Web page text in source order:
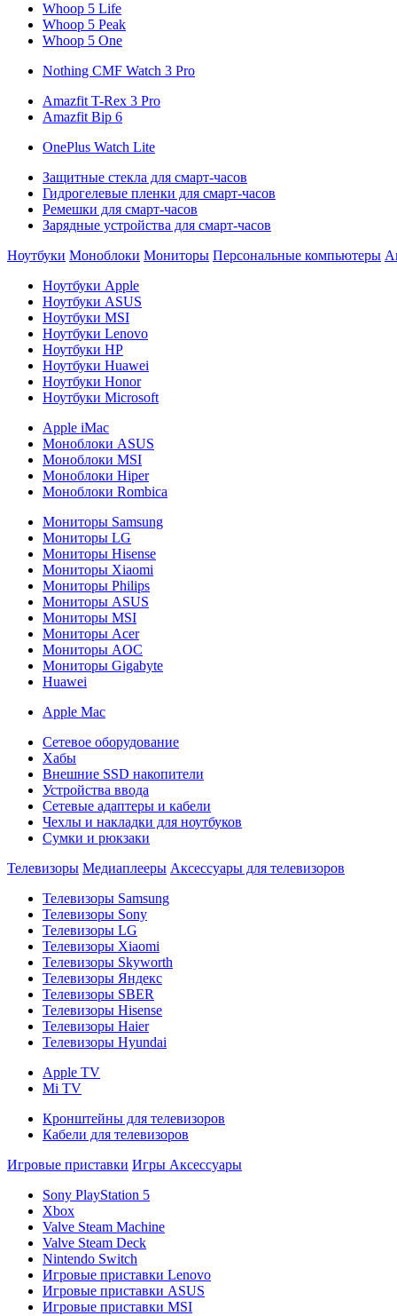
Whoop 5 Life
Whoop 5 Peak
Whoop 5 One
Nothing CMF Watch 3 Pro
Amazfit T-Rex 3 Pro
Amazfit Bip 6
OnePlus Watch Lite
Защитные стекла для смарт-часов
Гидрогелевые пленки для смарт-часов
Ремешки для смарт-часов
Зарядные устройства для смарт-часов
Ноутбуки Моноблоки Мониторы Персональные компьютеры
Ноутбуки Apple
Ноутбуки ASUS
Ноутбуки MSI
Ноутбуки Lenovo
Ноутбуки HP
Ноутбуки Huawei
Ноутбуки Honor
Ноутбуки Microsoft
Apple iMac
Моноблоки ASUS
Моноблоки MSI
Моноблоки Hiper
Моноблоки Rombica
Мониторы Samsung
Мониторы LG
Мониторы Hisense
Мониторы Xiaomi
Мониторы Philips
Мониторы ASUS
Мониторы MSI
Мониторы Acer
Мониторы AOC
Мониторы Gigabyte
Huawei
Apple Mac
Сетевое оборудование
Хабы
Внешние SSD накопители
Устройства ввода
Сетевые адаптеры и кабели
Чехлы и накладки для ноутбуков
Сумки и рюкзаки
Телевизоры Медиаплееры Аксессуары для телевизоров
Телевизоры Samsung
Телевизоры Sony
Телевизоры LG
Телевизоры Xiaomi
Телевизоры Skyworth
Телевизоры Яндекс
Телевизоры SBER
Телевизоры Hisense
Телевизоры Haier
Телевизоры Hyundai
Apple TV
Mi TV
Кронштейны для телевизоров
Кабели для телевизоров
Игровые приставки Игры Аксессуары
Sony PlayStation 5
Xbox
Valve Steam Machine
Valve Steam Deck
Nintendo Switch
Игровые приставки Lenovo
Игровые приставки ASUS
Игровые приставки MSI